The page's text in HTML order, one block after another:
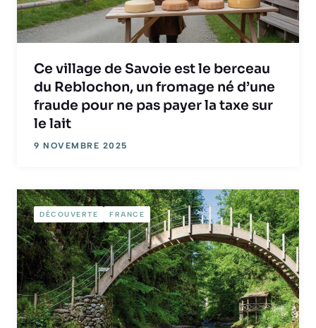
Ce village de Savoie est le berceau
du Reblochon, un fromage né d’une
fraude pour ne pas payer la taxe sur
le lait
9 NOVEMBRE 2025
DÉCOUVERTE FRANCE